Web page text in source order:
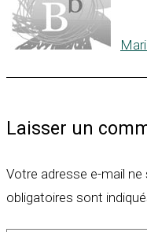
Laisser un
Votre adresse e-mail ne
obligatoires sont